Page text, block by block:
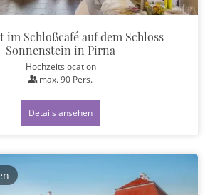
im Schloßcafé auf dem Schloss
Sonnenstein in Pirna
Hochzeitslocation
max.90 Pers.
Details ansehen